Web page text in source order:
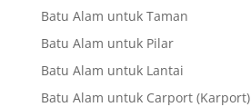
Batu Alam untuk Taman
Batu Alam untuk Pilar
Batu Alam untuk Lantai
Batu Alam untuk Carport (Karport)